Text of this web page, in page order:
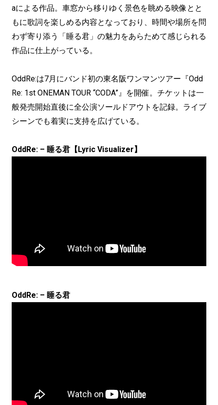
aによる作品。車窓から移りゆく景色を眺める映像とと
もに歌詞を楽しめる内容となっており、時間や場所を問
わず寄り添う「睡る君」の魅力をあらためて感じられる
作品に仕上がっている。
OddRe:は7月にバンド初の東名阪ワンマンツアー『Odd
Re: 1st ONEMAN TOUR “CODA”』を開催。チケットは一
般発売開始直後に全公演ソールドアウトを記録。ライブ
シーンでも着実に支持を広げている。
OddRe: – 睡る君【Lyric Visualizer】
OddRe: – 睡る君